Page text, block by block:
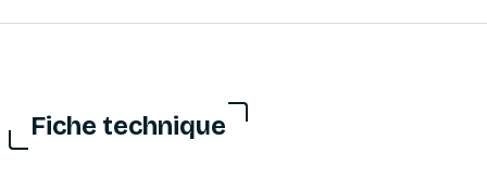
Fiche technique